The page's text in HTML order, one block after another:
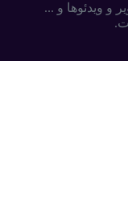
و ویدئوها و ...